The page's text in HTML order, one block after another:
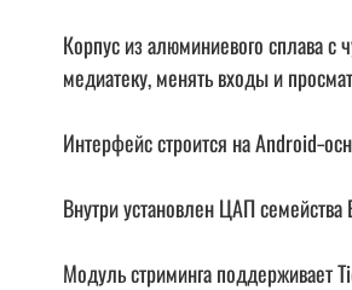
Корпус из алюминиевого сплава с
медиатеку, менять входы и
Интерфейс строится на
Внутри установлен ЦАП семейства
Модуль стриминга поддерживает